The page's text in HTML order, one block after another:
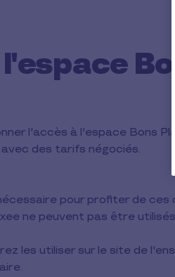
l'accès à l'espace Bons
des tarifs négociés.
pour profiter de ces
ne peuvent pas être
les utiliser sur le site de